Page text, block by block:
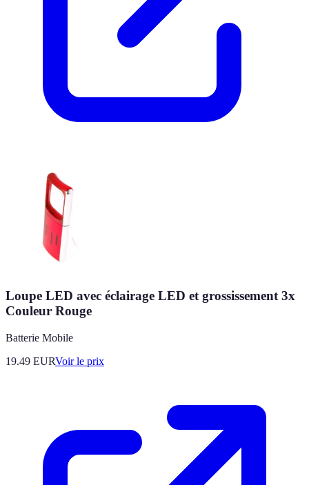
Loupe LED avec éclairage LED et grossissement 3x
Couleur Rouge
Batterie Mobile
19.49 EURVoir le prix